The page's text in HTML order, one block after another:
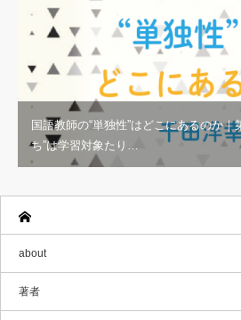
国語教師の“単独性”はどこにあるのか
ち”は学習対象たり…
about
著者